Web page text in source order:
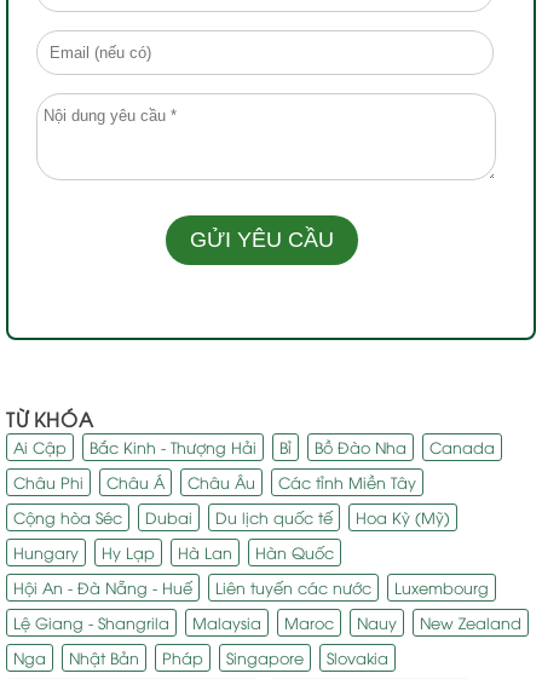
TỪ KHÓA
Ai Cập Bắc Kinh - Thượng Hải Bỉ Bồ Đào Nha
Canada
Châu Phi
Châu Á Châu Âu
Các tỉnh Miền Tây
Cộng hòa Séc
Dubai Du lịch quốc tế
Hoa Kỳ (Mỹ)
Hungary
Hy Lạp Hà Lan
Hàn Quốc
Hội An - Đà Nẵng - Huế
Liên tuyến các nước
Luxembourg
Lệ Giang - Shangrila
Malaysia Maroc Nauy
New Zealand
Nga
Nhật Bản Pháp Singapore
Slovakia